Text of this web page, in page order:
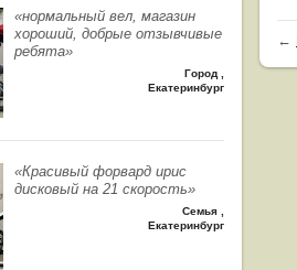
«нормальный вел, магазин
хороший, добрые отзывчивые
ребята»
Город
Екатеринбург
«Красивый форвард ирис
дисковый на 21 скорость»
Семья
Екатеринбург
←